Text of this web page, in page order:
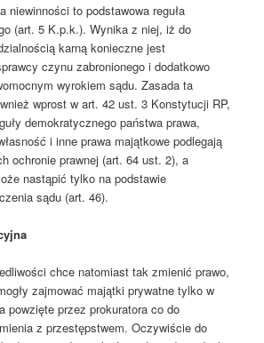
niewinności to podstawowa reguła
(art. 5 K.p.k.). Wynika z niej, iż do
karną konieczne jest
czynu zabronionego i dodatkowo
wyrokiem sądu. Zasada ta
wprost w art. 42 ust. 3 Konstytucji RP,
demokratycznego państwa prawa,
i inne prawa majątkowe podlegają
ochronie prawnej (art. 64 ust. 2), a
nastąpić tylko na podstawie
sądu (art. 46).
chce natomiast tak zmienić prawo,
zajmować majątki prywatne tylko w
powzięte przez prokuratora co do
z przestępstwem. Oczywiście do